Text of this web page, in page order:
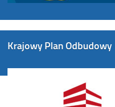
Krajowy Plan Odbudowy